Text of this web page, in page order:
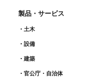
製品・サービス
土木
設備
建築
官公庁・自治体